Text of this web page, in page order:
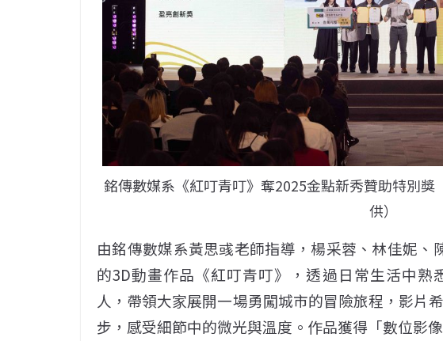
銘傳數媒系《紅叮青叮》奪2025金點新秀贊助特別
供）
由銘傳數媒系黃思彧老師指導，楊采蓉、林佳妮、
的3D動畫作品《紅叮青叮》，透過日常生活中熟
人，帶領大家展開一場勇闖城市的冒險旅程，影片
步，感受細節中的微光與溫度。作品獲得「數位影